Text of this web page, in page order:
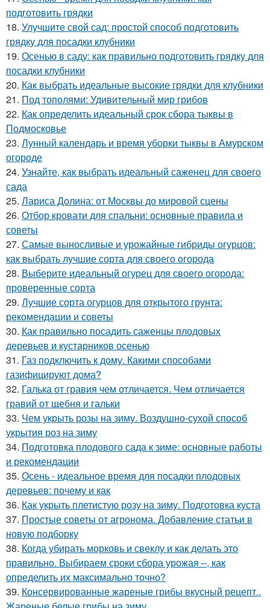
подготовить грядки
18. Улучшите свой сад: простой способ подготовить
грядку для посадки клубники
19. Осенью в саду: как правильно подготовить грядку для
посадки клубники
20. Как выбрать идеальные высокие грядки для клубники
21. Под тополями: Удивительный мир грибов
22. Как определить идеальный срок сбора тыквы в
Подмосковье
23. Лунный календарь и время уборки тыквы в Амурском
огороде
24. Узнайте, как выбрать идеальный саженец для своего
сада
25. Лариса Долина: от Москвы до мировой сцены
26. Отбор кровати для спальни: основные правила и
советы
27. Самые выносливые и урожайные гибриды огурцов:
как выбрать лучшие сорта для своего огорода
28. Выберите идеальный огурец для своего огорода:
проверенные сорта
29. Лучшие сорта огурцов для открытого грунта:
рекомендации и советы
30. Как правильно посадить саженцы плодовых
деревьев и кустарников осенью
31. Газ подключить к дому. Какими способами
газифицируют дома?
32. Галька от гравия чем отличается. Чем отличается
гравий от щебня и гальки
33. Чем укрыть розы на зиму. Воздушно-сухой способ
укрытия роз на зиму
34. Подготовка плодового сада к зиме: основные работы
и рекомендации
35. Осень - идеальное время для посадки плодовых
деревьев: почему и как
36. Как укрыть плетистую розу на зиму. Подготовка куста
37. Простые советы от агронома. Добавление статьи в
новую подборку
38. Когда убирать морковь и свеклу и как делать это
правильно. Выбираем сроки сбора урожая –, как
определить их максимально точно?
39. Консервированные жареные грибы вкусный рецепт..